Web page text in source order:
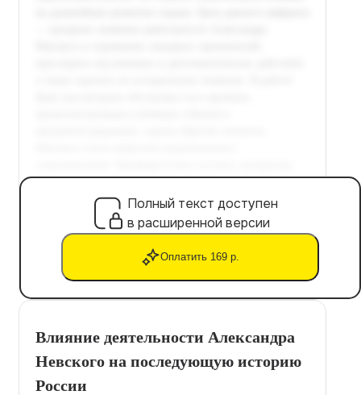
Полный текст доступен
в расширенной версии
Оплатить 169 р.
Влияние деятельности Александра
Невского на последующую историю
России